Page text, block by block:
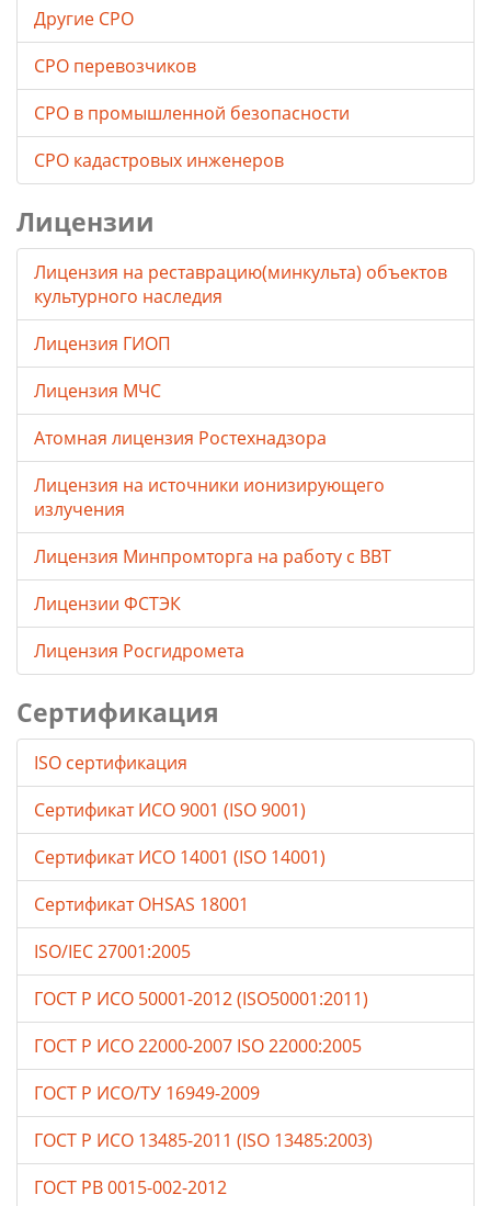
Другие СРО
СРО перевозчиков
СРО в промышленной безопасности
СРО кадастровых инженеров
Лицензии
Лицензия на реставрацию(минкульта) объектов
культурного наследия
Лицензия ГИОП
Лицензия МЧС
Атомная лицензия Ростехнадзора
Лицензия на источники ионизирующего
излучения
Лицензия Минпромторга на работу с ВВТ
Лицензии ФСТЭК
Лицензия Росгидромета
Сертификация
ISO сертификация
Сертификат ИСО 9001 (ISO 9001)
Сертификат ИСО 14001 (ISO 14001)
Сертификат OHSAS 18001
ISO/IEC 27001:2005
ГОСТ Р ИСО 50001-2012 (ISO50001:2011)
ГОСТ Р ИСО 22000-2007 ISO 22000:2005
ГОСТ Р ИСО/ТУ 16949-2009
ГОСТ Р ИСО 13485-2011 (ISO 13485:2003)
ГОСТ РВ 0015-002-2012